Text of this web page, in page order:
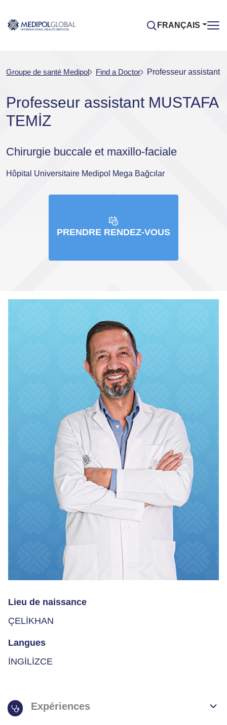
FRANÇAIS
Groupe de santé Medipol Find a Doctor Professeur assistant
Professeur assistant MUSTAFA
TEMİZ
Chirurgie buccale et maxillo-faciale
Hôpital Universitaire Medipol Mega Bağcılar
PRENDRE RENDEZ-VOUS
Lieu de naissance
ÇELİKHAN
Langues
İNGİLİZCE
Expériences